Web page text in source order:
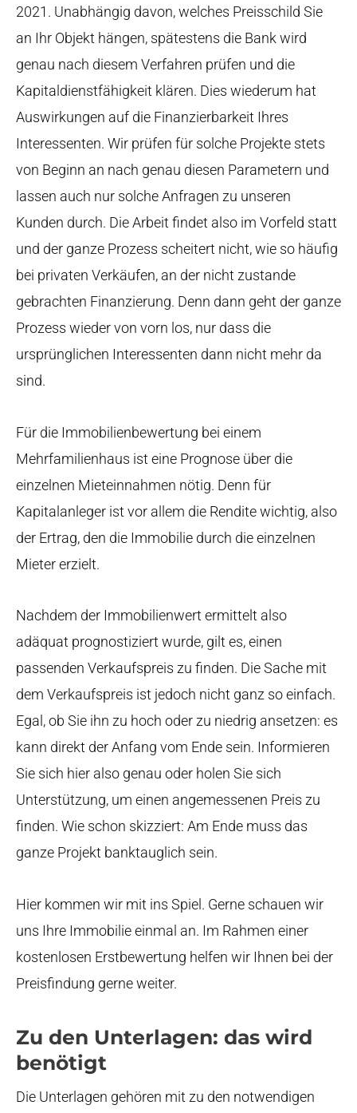
2021. Unabhängig davon, welches Preisschild Sie
an Ihr Objekt hängen, spätestens die Bank wird
genau nach diesem Verfahren prüfen und die
Kapitaldienstfähigkeit klären. Dies wiederum hat
Auswirkungen auf die Finanzierbarkeit Ihres
Interessenten. Wir prüfen für solche Projekte stets
von Beginn an nach genau diesen Parametern und
lassen auch nur solche Anfragen zu unseren
Kunden durch. Die Arbeit findet also im Vorfeld statt
und der ganze Prozess scheitert nicht, wie so häufig
bei privaten Verkäufen, an der nicht zustande
gebrachten Finanzierung. Denn dann geht der ganze
Prozess wieder von vorn los, nur dass die
ursprünglichen Interessenten dann nicht mehr da
sind.
Für die Immobilienbewertung bei einem
Mehrfamilienhaus ist eine Prognose über die
einzelnen Mieteinnahmen nötig. Denn für
Kapitalanleger ist vor allem die Rendite wichtig, also
der Ertrag, den die Immobilie durch die einzelnen
Mieter erzielt.
Nachdem der Immobilienwert ermittelt also
adäquat prognostiziert wurde, gilt es, einen
passenden Verkaufspreis zu finden. Die Sache mit
dem Verkaufspreis ist jedoch nicht ganz so einfach.
Egal, ob Sie ihn zu hoch oder zu niedrig ansetzen: es
kann direkt der Anfang vom Ende sein. Informieren
Sie sich hier also genau oder holen Sie sich
Unterstützung, um einen angemessenen Preis zu
finden. Wie schon skizziert: Am Ende muss das
ganze Projekt banktauglich sein.
Hier kommen wir mit ins Spiel. Gerne schauen wir
uns Ihre Immobilie einmal an. Im Rahmen einer
kostenlosen Erstbewertung helfen wir Ihnen bei der
Preisfindung gerne weiter.
Zu den Unterlagen: das wird
benötigt
Die Unterlagen gehören mit zu den notwendigen